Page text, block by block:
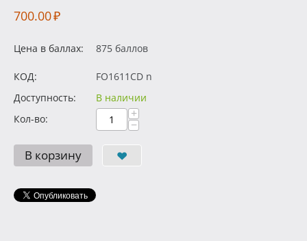
700.00₽
Цена в баллах: 875 баллов
КОД:
FO1611CD n
Доступность:
В наличии
Кол-во:
+
−
В корзину